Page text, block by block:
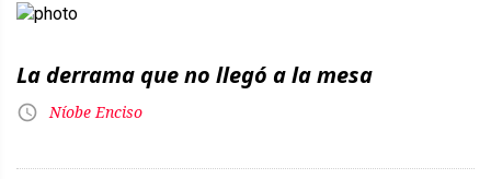
La derrama que no llegó a la mesa
Níobe Enciso